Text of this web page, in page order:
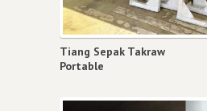
Tiang Sepak Takraw
Portable